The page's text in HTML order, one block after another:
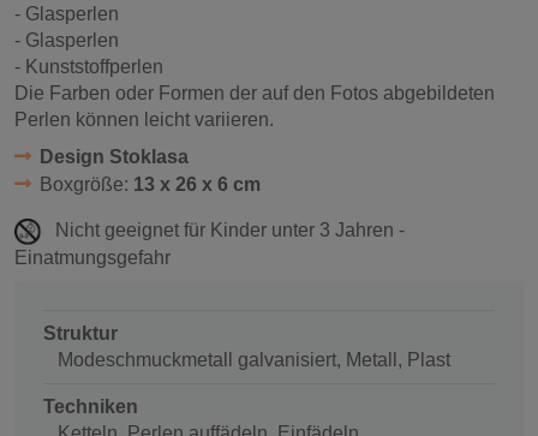
- Glasperlen
- Glasperlen
- Kunststoffperlen
Die Farben oder Formen der auf den Fotos abgebildeten
Perlen können leicht variieren.
Design Stoklasa
Boxgröße: 13 x 26 x 6 cm
Nicht geeignet für Kinder unter 3 Jahren -
Einatmungsgefahr
Struktur
Modeschmuckmetall galvanisiert, Metall, Plast
Techniken